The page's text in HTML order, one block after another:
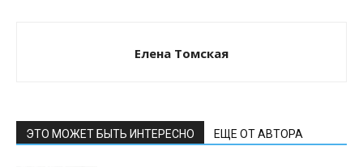
Елена Томская
ЭТО МОЖЕТ БЫТЬ ИНТЕРЕСНО ЕЩЕ ОТ АВТОРА